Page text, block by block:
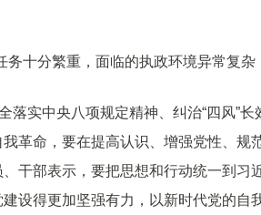
务十分繁重，面临的执政环境异常复
落实中央八项规定精神、纠治“四风”
革命，要在提高认识、增强党性、规
干部表示，要把思想和行动统一到习
设得更加坚强有力，以新时代党的自